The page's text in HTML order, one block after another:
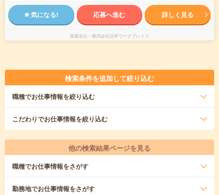
気になる! 応募へ進む 詳しく見る
派遣会社 株式会社日本ワークプレイス
検索条件を追加して絞り込む
職種でお仕事情報を絞り込む
こだわりでお仕事情報を絞り込む
他の検索結果ページを見る
職種でお仕事情報をさがす
勤務地でお仕事情報をさがす